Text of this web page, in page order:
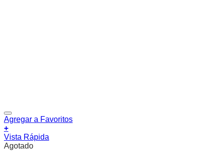
Agregar a Favoritos
+
Vista Rápida
Agotado